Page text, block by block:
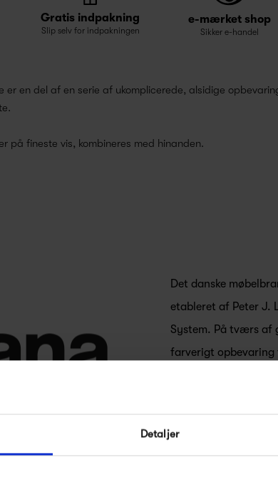
Detaljer
Gratis indpakning
Slip selv for indpakningen
e-mærket shop
Sikker e-handel
er en del af en serie af ukomplicerede, alsidige
på fineste vis, kombineres med hinanden.
Det danske
etableret af Peter J.
System. På tværs af
farverigt opbevaring
Joakim Lassen,
FÅ 10% PÅ DIN